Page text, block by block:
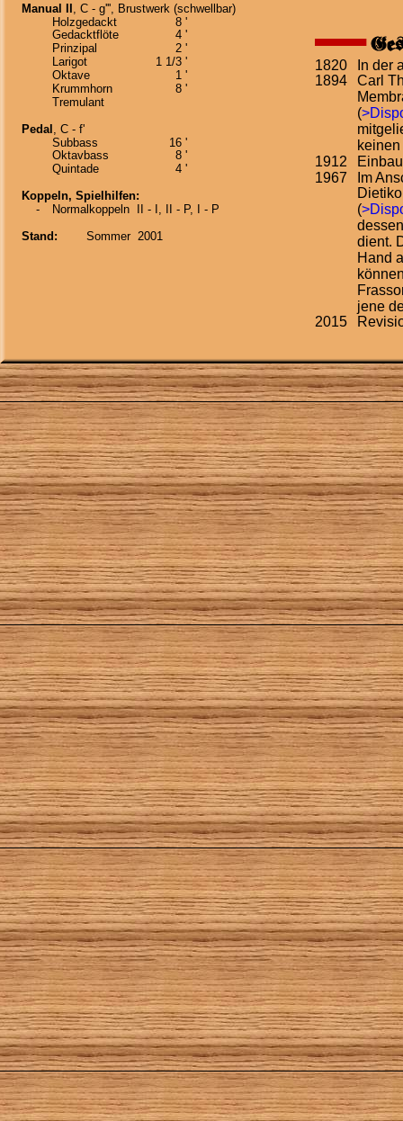
Manual II , C - g''', Brustwerk (schwellbar)
Holzgedackt
8 '
Gedacktflöte
4 '
Prinzipal
2 '
Larigot
1 1/3 '
Oktave
1 '
Krummhorn
8 '
Tremulant
Pedal , C - f'
Subbass
16 '
Oktavbass
8 '
Quintade
4 '
Koppeln, Spielhilfen:
    -
Normalkoppeln  II - I, II - P, I - P
Stand:
Sommer  2001
1820
In der
1894
Carl
(
1912
1967
Im
(
dient.
Hand
jene
2015